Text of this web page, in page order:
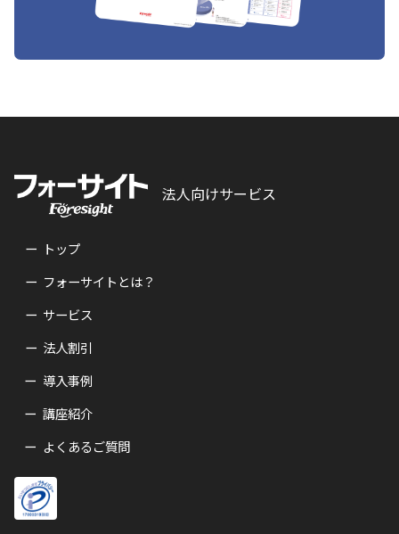
法人向けサービス
トップ
フォーサイトとは？
サービス
法人割引
導入事例
講座紹介
よくあるご質問